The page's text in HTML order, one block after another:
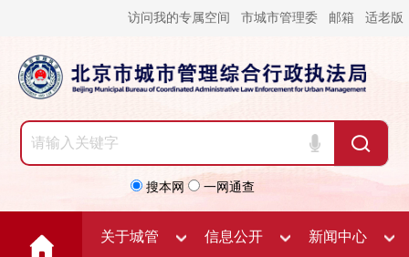
访问我的专属空间 市城市管理委 邮箱 适老版
搜本网 一网通查
关于城管 信息公开 新闻中心